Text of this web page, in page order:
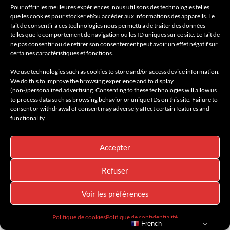
Pour offrir les meilleures expériences, nous utilisons des technologies telles
que les cookies pour stocker et/ou accéder aux informations des appareils. Le
fait de consentir à ces technologies nous permettra de traiter des données
telles que le comportement de navigation ou les ID uniques sur ce site. Le fait de
ne pas consentir ou de retirer son consentement peut avoir un effet négatif sur
certaines caractéristiques et fonctions.
We use technologies such as cookies to store and/or access device information.
We do this to improve the browsing experience and to display
(non-)personalized advertising. Consenting to these technologies will allow us
to process data such as browsing behavior or unique IDs on this site. Failure to
consent or withdrawal of consent may adversely affect certain features and
functionality.
Accepter
Refuser
Voir les préférences
Politique de cookiesPolitique de confidentialité
Un Porsche Taycan Turbo GT comme aucun autre
French